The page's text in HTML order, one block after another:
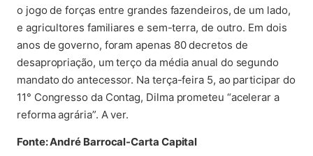
o jogo de forças entre grandes fazendeiros, de um lado,
e agricultores familiares e sem-terra, de outro. Em dois
anos de governo, foram apenas 80 decretos de
desapropriação, um terço da média anual do segundo
mandato do antecessor. Na terça-feira 5, ao participar do
11° Congresso da Contag, Dilma prometeu “acelerar a
reforma agrária”. A ver.
Fonte: André Barrocal-Carta Capital